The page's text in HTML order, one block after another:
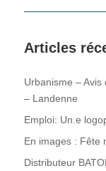
Articles
Urbanisme – Avis
– Landenne
Emploi: Un.e
En images : Fête
Distributeur